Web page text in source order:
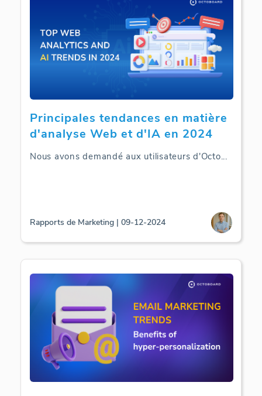
Principales tendances en matière
d'analyse Web et d'IA en 2024
Nous avons demandé aux utilisateurs d'Octo...
Rapports de Marketing | 09-12-2024